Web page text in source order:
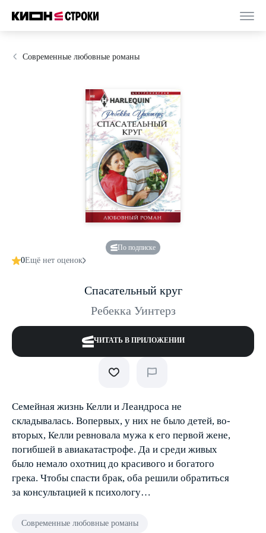
Современные любовные романы
По подписке
0Ещё нет оценок
Спасательный круг
Ребекка Уинтерз
ЧИТАТЬ В ПРИЛОЖЕНИИ
Семейная жизнь Келли и Леандроса не
складывалась. Во­первых, у них не было детей, во­
вторых, Келли ревновала мужа к его первой жене,
погибшей в авиакатастрофе. Да и среди живых
было немало охотниц до красивого и богатого
грека. Чтобы спасти брак, оба решили обратиться
за консультацией к психологу…
Современные любовные романы